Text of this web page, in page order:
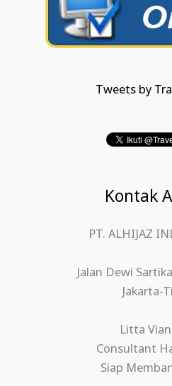
Tweets by
Kontak
PT. ALHIJAZ
Jalan Dewi
Jakarta-
Litta
Consultant
Siap